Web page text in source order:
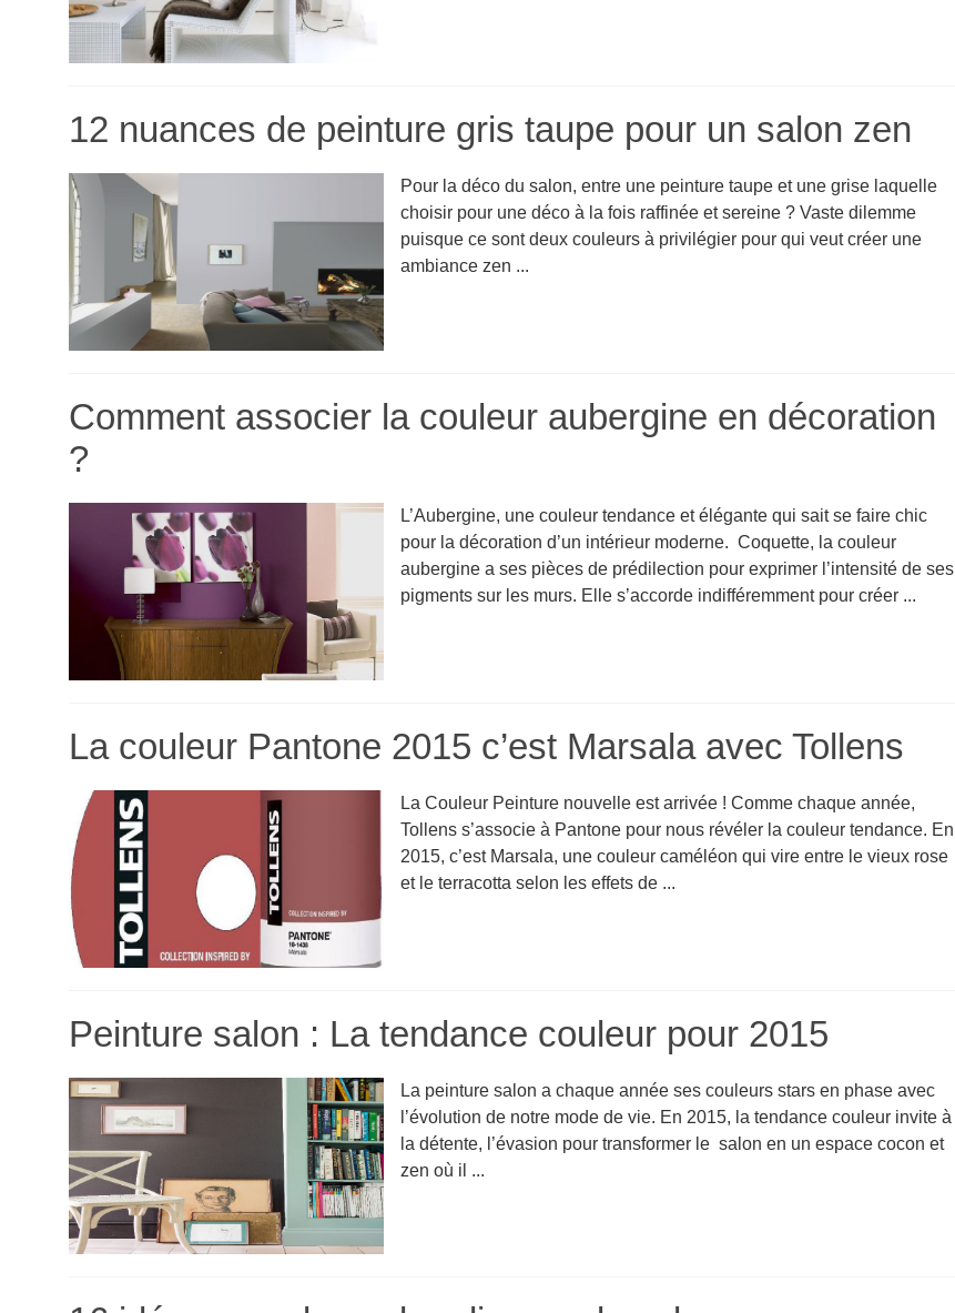
12 nuances de peinture gris taupe pour un salon zen
Pour la déco du salon, entre une peinture taupe et une grise laquelle
choisir pour une déco à la fois raffinée et sereine ? Vaste dilemme
puisque ce sont deux couleurs à privilégier pour qui veut créer une
ambiance zen ...
Comment associer la couleur aubergine en décoration
?
L’Aubergine, une couleur tendance et élégante qui sait se faire chic
pour la décoration d’un intérieur moderne. Coquette, la couleur
aubergine a ses pièces de prédilection pour exprimer l’intensité de ses
pigments sur les murs. Elle s’accorde indifféremment pour créer ...
La couleur Pantone 2015 c’est Marsala avec Tollens
La Couleur Peinture nouvelle est arrivée ! Comme chaque année,
Tollens s’associe à Pantone pour nous révéler la couleur tendance. En
2015, c’est Marsala, une couleur caméléon qui vire entre le vieux rose
et le terracotta selon les effets de ...
Peinture salon : La tendance couleur pour 2015
La peinture salon a chaque année ses couleurs stars en phase avec
l’évolution de notre mode de vie. En 2015, la tendance couleur invite à
la détente, l’évasion pour transformer le salon en un espace cocon et
zen où il ...